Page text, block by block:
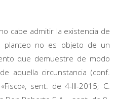
cabe admitir la existencia de
planteo no es objeto de un
que demuestre de modo
aquella circunstancia (conf.
sent. de 4-III-2015; C.